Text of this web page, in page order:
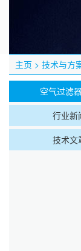
主页 > 技术与方
空气过滤
行业新
技术文